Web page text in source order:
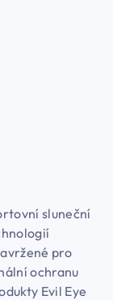
sluneční
pro
ochranu
Evil Eye